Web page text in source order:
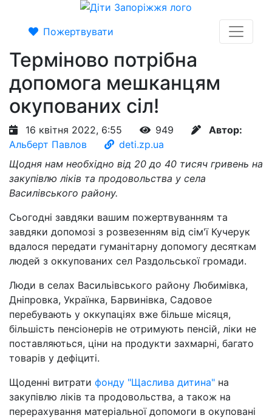
Пожертвувати
Терміново потрібна
допомога мешканцям
окупованих сіл!
16 квітня 2022, 6:55 949
Автор:
Альберт Павлов
deti.zp.ua
Щодня нам необхідно від 20 до 40 тисяч гривень на
закупівлю ліків та продовольства у села
Василівського району.
Сьогодні завдяки вашим пожертвуванням та
завдяки допомозі з розвезенням від сім'ї Кучерук
вдалося передати гуманітарну допомогу десяткам
людей з оккупованих сел Раздольської громади.
Люди в селах Васильівського району Любимівка,
Дніпровка, Українка, Барвинівка, Садовое
перебувають у оккупаціях вже більше місяця,
більшість пенсіонерів не отримують пенсій, ліки не
поставляються, ціни на продукти захмарні, багато
товарів у дефіциті.
Щоденні витрати фонду "Щаслива дитина" на
закупівлю ліків та продовольства, а також на
перерахування матеріальної допомоги в окуповані